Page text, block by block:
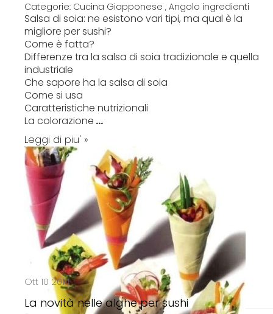
Categorie: Cucina Giapponese , Angolo ingredienti
Salsa di soia: ne esistono vari tipi, ma qual è la
migliore per sushi?
Come è fatta?
Differenze tra la salsa di soia tradizionale e quella
industriale
Che sapore ha la salsa di soia
Come si usa
Caratteristiche nutrizionali
La colorazione ...
Leggi di piu' »
Ott 10 2014
La novità nelle alghe per sushi